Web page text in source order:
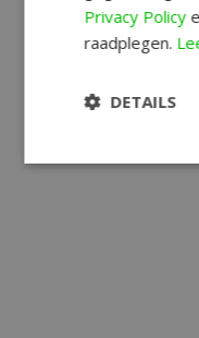
Privacy Policy
raadplegen.
DETAILS